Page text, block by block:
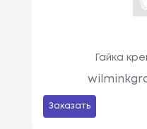
Гайка
Заказать